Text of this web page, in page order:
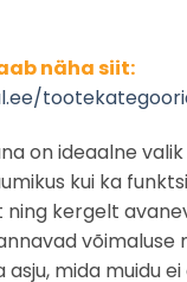
näha siit:
on ideaalne valik
kui ka
ning kergelt
võimaluse
asju, mida muidu